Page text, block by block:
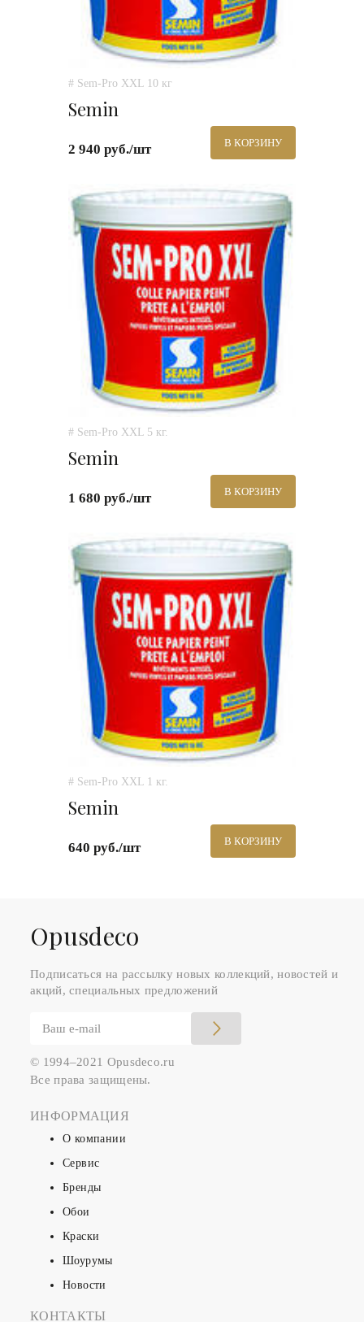
# Sem-Pro XXL 10 кг
Semin
2 940 руб./шт В КОРЗИНУ
# Sem-Pro XXL 5 кг.
Semin
1 680 руб./шт В КОРЗИНУ
# Sem-Pro XXL 1 кг.
Semin
640 руб./шт В КОРЗИНУ
Оpusdeco
Подписаться на рассылку новых коллекций, новостей и
акций, специальных предложений
© 1994–2021 Opusdeco.ru
Все права защищены.
ИНФОРМАЦИЯ
О компании
Сервис
Бренды
Обои
Краски
Шоурумы
Новости
КОНТАКТЫ